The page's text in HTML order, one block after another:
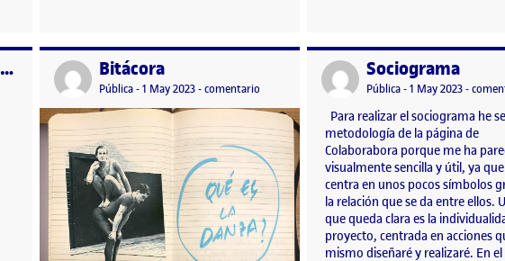
Rumiar como los camellos
en Rumiar como los camellos
Publicado porBitácora
Visibilidad:
Pública-Fecha de publicación
1 May 2023-comentario
Publicado porSociograma
Visibilidad:
Pública-Fecha de
1 May 20231 mayo,
-
Para realizar el sociograma he
metodología de la página de
Colaborabora porque me ha
visualmente sencilla y útil, ya
centra en unos pocos símbolos
la relación que se da entre ellos.
que queda clara es la
proyecto, centrada en acciones
mismo diseñaré y realizaré. En el